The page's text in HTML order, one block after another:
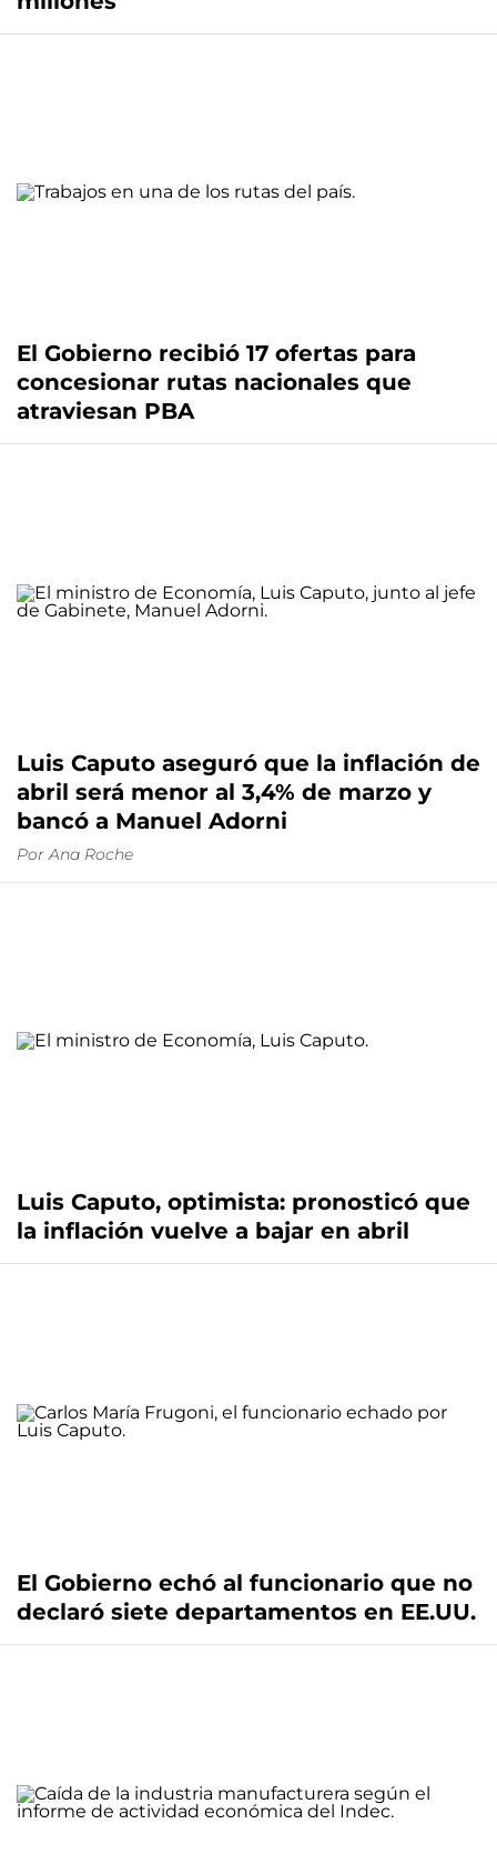
El Gobierno recibió 17 ofertas para
concesionar rutas nacionales que
atraviesan PBA
Luis Caputo aseguró que la inflación de
abril será menor al 3,4% de marzo y
bancó a Manuel Adorni
Por Ana Roche
Luis Caputo, optimista: pronosticó que
la inflación vuelve a bajar en abril
El Gobierno echó al funcionario que no
declaró siete departamentos en EE.UU.